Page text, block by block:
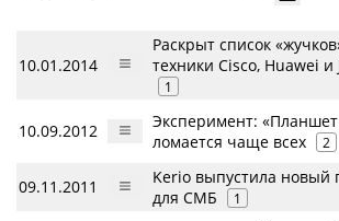
10.01.2014
Раскрыт список
техники Cisco, Huawei
1
10.09.2012
Эксперимент:
ломается чаще всех
2
09.11.2011
Kerio выпустила новый
для СМБ
1